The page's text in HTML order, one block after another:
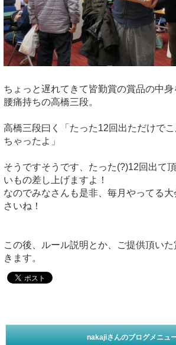
ちょっと遅れてきて皆勤賞の賞品の中
腰痛持ちの高橋三段。
高橋三段曰く「たった12回出ただけで
ちゃったよ」
そうですそうです、たった(?)12回出て
いもの差し上げますよ！
なのでみなさんも是非、毎月やってる
さいね！
この後、ルール説明とか、ご提供頂い
きます。
nakajiさんのブログメニュ